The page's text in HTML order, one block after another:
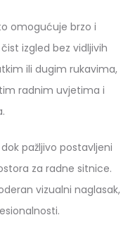
omogućuje brzo i
izgled bez vidljivih
ili dugim rukavima,
radnim uvjetima i
pažljivo postavljeni
za radne sitnice.
vizualni naglasak,